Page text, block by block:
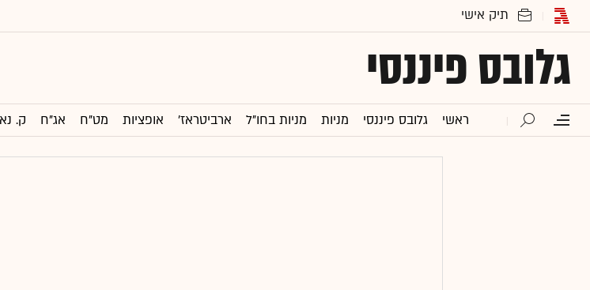
גלובס פיננסי
ראשי גלובס פיננסי מניות מניות בחו"ל ארביטראז' אופציות מט"ח אג"ח ק.